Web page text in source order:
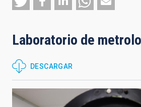
a
navegación
Laboratorio de
DESCARGAR